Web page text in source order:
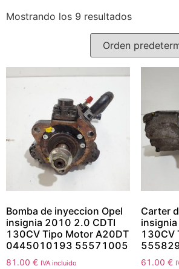
Mostrando los 9 resultados
Bomba de inyeccion Opel
insignia 2010 2.0 CDTI
130CV Tipo Motor A20DT
0445010193 55571005
81.00 € IVA incluido
Carter
130CV
61.00 €